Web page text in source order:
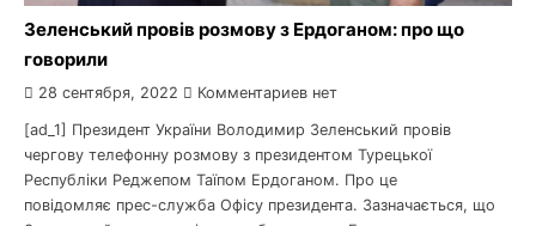
Зеленський провів розмову з Ердоганом: про що
говорили
28 сентября, 2022 Комментариев нет
[ad_1] Президент України Володимир Зеленський провів
чергову телефонну розмову з президентом Турецької
Республіки Реджепом Таїпом Ердоганом. Про це
повідомляє прес-служба Офісу президента. Зазначається, що